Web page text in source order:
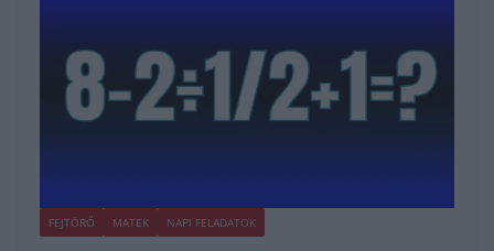
FEJTÖRŐ MATEK NAPI FELADATOK